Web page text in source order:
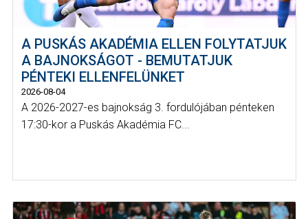
A PUSKÁS AKADÉMIA ELLEN FOLYTATJUK
A BAJNOKSÁGOT - BEMUTATJUK
PÉNTEKI ELLENFELÜNKET
2026-08-04
A 2026-2027-es bajnokság 3. fordulójában pénteken
17:30-kor a Puskás Akadémia FC...